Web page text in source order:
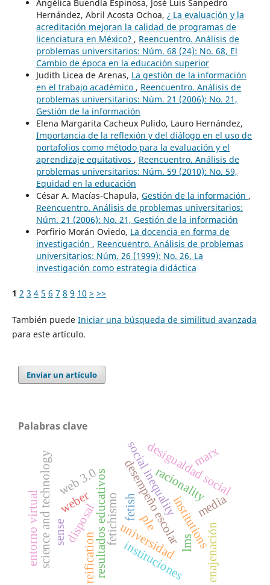
Angélica Buendía Espinosa, José Luis Sanpedro
Hernández, Abril Acosta Ochoa, ¿ La evaluación y la
acreditación mejoran la calidad de programas de
licenciatura en México? , Reencuentro. Análisis de
problemas universitarios: Núm. 68 (24): No. 68, El
Cambio de época en la educación superior
Judith Licea de Arenas, La gestión de la información
en el trabajo académico , Reencuentro. Análisis de
problemas universitarios: Núm. 21 (2006): No. 21,
Gestión de la información
Elena Margarita Cacheux Pulido, Lauro Hernández,
Importancia de la reflexión y del diálogo en el uso de
portafolios como método para la evaluación y el
aprendizaje equitativos , Reencuentro. Análisis de
problemas universitarios: Núm. 59 (2010): No. 59,
Equidad en la educación
César A. Macías-Chapula, Gestión de la información ,
Reencuentro. Análisis de problemas universitarios:
Núm. 21 (2006): No. 21, Gestión de la información
Porfirio Morán Oviedo, La docencia en forma de
investigación , Reencuentro. Análisis de problemas
universitarios: Núm. 26 (1999): No. 26, La
investigación como estrategia didáctica
1 2 3 4 5 6 7 8 9 10 > >>
También puede Iniciar una búsqueda de similitud avanzada
para este artículo.
Enviar un artículo
Palabras clave
universidad
fetichismo
resultados educativosdesempeño escolar
social inequality
desigualdad social
racionality
weber institutions
instituciones
fetish
disposal
reification enajenación
marx
media
science and technology ple
lms
entorno virtual
web 3.0
sense